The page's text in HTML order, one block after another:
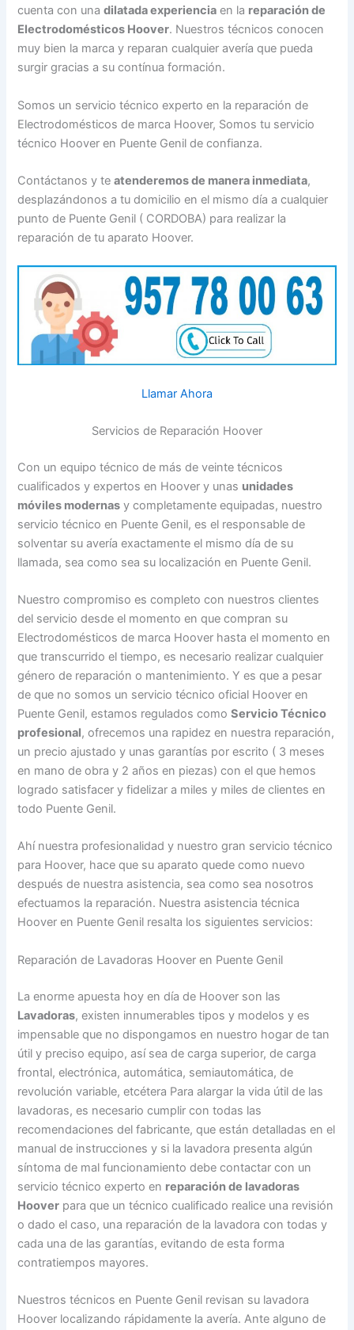
cuenta con unadilatada experiencia en la reparación de
Electrodomésticos Hoover. Nuestros técnicos conocen
muy bien la marca y reparan cualquier avería que pueda
surgir gracias a su contínua formación.
Somos un servicio técnico experto en la reparación de
Electrodomésticos de marca Hoover, Somos tu servicio
técnico Hoover en Puente Genil de confianza.
Contáctanos y teatenderemos de manera inmediata,
desplazándonos a tu domicilio en el mismo día a cualquier
punto de Puente Genil ( CORDOBA) para realizar la
reparación de tu aparato Hoover.
Llamar Ahora
Servicios de Reparación Hoover
Con un equipo técnico de más de veinte técnicos
cualificados y expertos en Hoover y unas unidades
móviles modernas y completamente equipadas, nuestro
servicio técnico en Puente Genil, es el responsable de
solventar su avería exactamente el mismo día de su
llamada, sea como sea su localización en Puente Genil.
Nuestro compromiso es completo con nuestros clientes
del servicio desde el momento en que compran su
Electrodomésticos de marca Hoover hasta el momento en
que transcurrido el tiempo, es necesario realizar cualquier
género de reparación o mantenimiento. Y es que a pesar
de que no somos un servicio técnico oficial Hoover en
Puente Genil, estamos regulados comoServicio Técnico
profesional, ofrecemos una rapidez en nuestra reparación,
un precio ajustado y unas garantías por escrito ( 3 meses
en mano de obra y 2 años en piezas) con el que hemos
logrado satisfacer y fidelizar a miles y miles de clientes en
todo Puente Genil.
Ahí nuestra profesionalidad y nuestro gran servicio técnico
para Hoover, hace que su aparato quede como nuevo
después de nuestra asistencia, sea como sea nosotros
efectuamos la reparación. Nuestra asistencia técnica
Hoover en Puente Genil resalta los siguientes servicios:
Reparación de Lavadoras Hoover en Puente Genil
La enorme apuesta hoy en día de Hoover son las
Lavadoras, existen innumerables tipos y modelos y es
impensable que no dispongamos en nuestro hogar de tan
útil y preciso equipo, así sea de carga superior, de carga
frontal, electrónica, automática, semiautomática, de
revolución variable, etcétera Para alargar la vida útil de las
lavadoras, es necesario cumplir con todas las
recomendaciones del fabricante, que están detalladas en el
manual de instrucciones y si la lavadora presenta algún
síntoma de mal funcionamiento debe contactar con un
servicio técnico experto en reparación de lavadoras
Hoover para que un técnico cualificado realice una revisión
o dado el caso, una reparación de la lavadora con todas y
cada una de las garantías, evitando de esta forma
contratiempos mayores.
Nuestros técnicos en Puente Genil revisan su lavadora
Hoover localizando rápidamente la avería. Ante alguno de